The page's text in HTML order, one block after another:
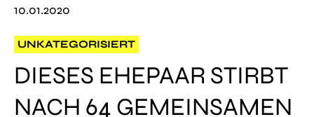
10.01.2020
UNKATEGORISIERT
DIESES EHEPAAR STIRBT
NACH 64 GEMEINSAMEN